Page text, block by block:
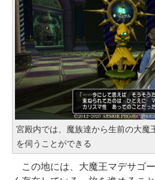
宮殿内では、魔族達から生前の大魔
を伺うことができる
この地には、大魔王マデサゴ